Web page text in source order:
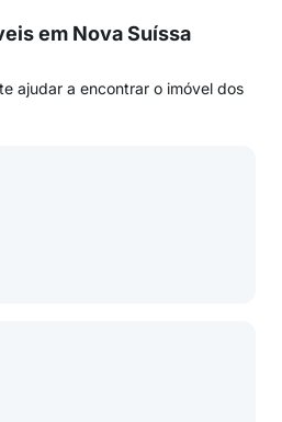
em Nova Suíssa
ajudar a encontrar o imóvel dos